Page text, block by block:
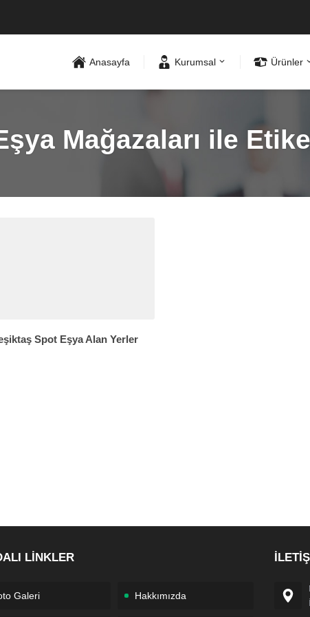
Anasayfa Kurumsal Ürünler
Mağazaları ile
Spot Eşya Alan Yerler
LİNKLER
Galeri Hakkımızda